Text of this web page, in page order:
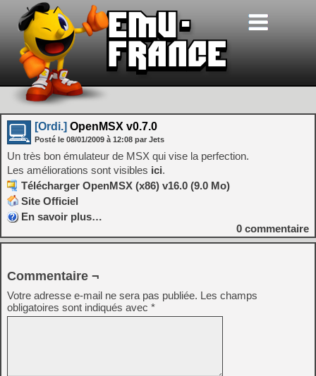
[Ordi.] OpenMSX v0.7.0
Posté le 08/01/2009 à 12:08 par Jets
Un très bon émulateur de MSX qui vise la perfection.
Les améliorations sont visibles ici.
Télécharger OpenMSX (x86) v16.0 (9.0 Mo)
Site Officiel
En savoir plus…
0 commentaire
Commentaire ¬
Votre adresse e-mail ne sera pas publiée. Les champs
obligatoires sont indiqués avec *